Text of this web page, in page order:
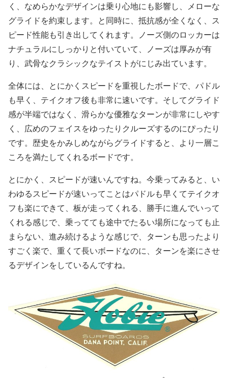
く、なめらかなデザインは乗り心地にも影響し、メローな
グライドを約束します。と同時に、抵抗感が全くなく、ス
ピード性能も引き出してくれます。ノーズ側のロッカーは
ナチュラルにしっかりと付いていて、ノーズは厚みが有
り、武骨なクラシックなテイストがにじみ出ています。
全体には、とにかくスピードを重視したボードで、パドル
も早く、テイクオフ後も非常に速いです。そしてグライド
感が半端ではなく、滑らかな優雅なターンが非常にしやす
く、広めのフェイスをゆったりクルーズするのにぴったり
です。歴史をかみしめながらグライドすると、より一層こ
ころを満たしてくれるボードです。
とにかく、スピードが速いんですね。今乗ってみると、い
わゆるスピードが速いってことはパドルも早くてテイクオ
フも楽にできて、板が走ってくれる、勝手に進んでいって
くれる感じで、乗ってても途中でたるい場所になっても止
まらない、進み続けるような感じで、ターンも思ったより
すごく楽で、重くて長いボードなのに、ターンを楽にさせ
るデザインをしているんですね。